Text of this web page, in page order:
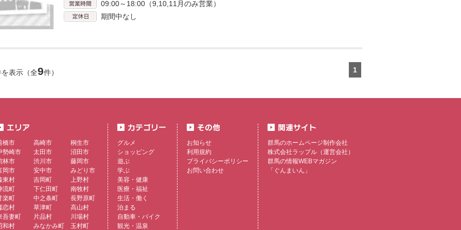
09:00～18:00（9,10,11月のみ営業）
期間中なし
を表示（全9件） 1
橋市 高崎市
桐生市
勢崎市
太田市
沼田市
林市
渋川市
藤岡市
岡市
安中市
みどり市
東村
吉岡町
上野村
流町
下仁田町
南牧村
楽町
中之条町
長野原町
恋村
草津町
高山村
吾妻町
片品村
川場村
和村
みなかみ町 玉村町
グルメ
ショッピング
遊ぶ
学ぶ
美容・健康
医療・福祉
生活・働く
泊まる
自動車・バイク
観光・温泉
お知らせ
利用規約
プライバシーポリシー
お問い合わせ
群馬のホームページ制作会社
株式会社ラップル （運営会社）
群馬の情報WEBマガジン
「ぐんまいん」